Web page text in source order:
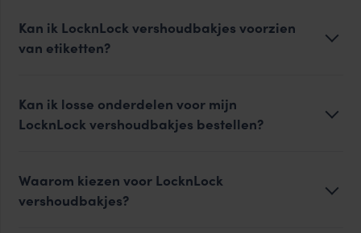
Kan ik LocknLock vershoudbakjes voorzien
van etiketten?
Kan ik losse onderdelen voor mijn
LocknLock vershoudbakjes bestellen?
Waarom kiezen voor LocknLock
vershoudbakjes?